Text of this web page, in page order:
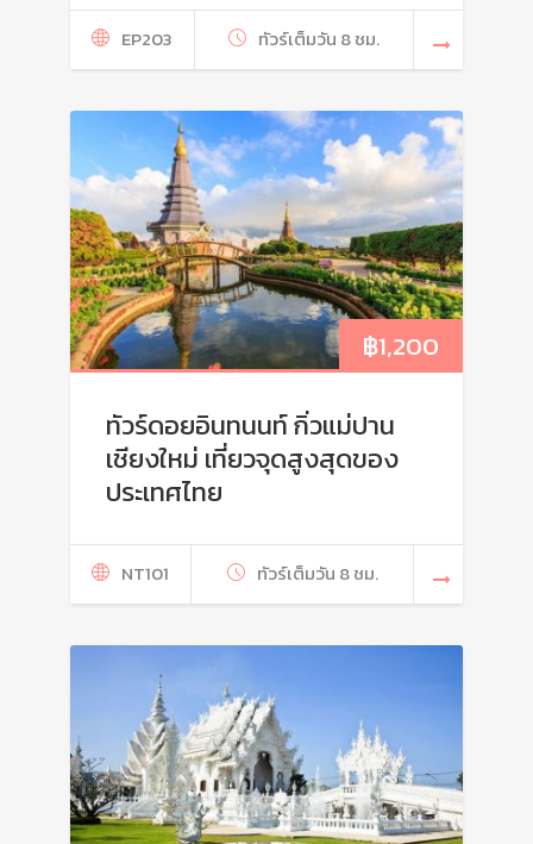
EP203 ทัวร์เต็มวัน 8 ชม.
฿1,200
ทัวร์ดอยอินทนนท์ กิ่วแม่ปาน
เชียงใหม่ เที่ยวจุดสูงสุดของ
ประเทศไทย
NT101 ทัวร์เต็มวัน 8 ชม.